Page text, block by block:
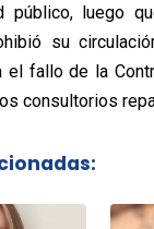
público, luego
su
fallo de la
consultorios